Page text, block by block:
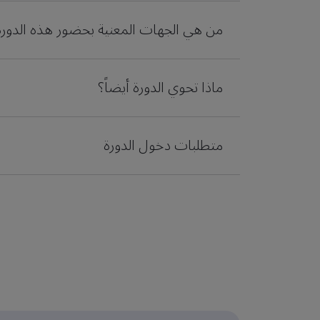
من هي الجهات المعنية بحضور هذه
ماذا تحوي الدورة أيضاً؟
متطلبات دخول الدورة